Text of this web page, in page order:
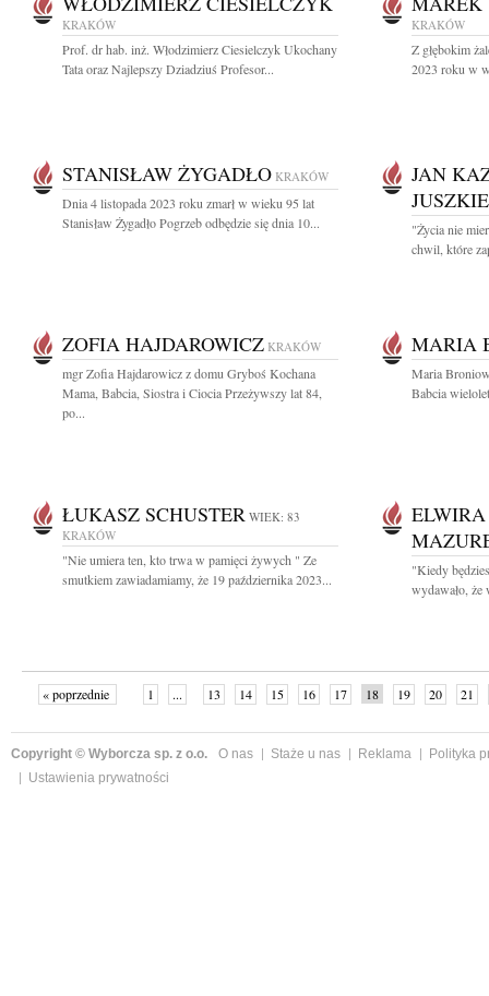
KRAKÓW
Prof. dr hab. inż. Włodzimierz Ciesielczyk Ukochany
Tata oraz Najlepszy Dziadziuś Profesor...
KRAKÓW
Z głębokim
2023 roku w
STANISŁAW ŻYGADŁO KRAKÓW
Dnia 4 listopada 2023 roku zmarł w wieku 95 lat
Stanisław Żygadło Pogrzeb odbędzie się dnia 10...
JAN
"Życia nie
chwil, które
ZOFIA HAJDAROWICZ KRAKÓW
mgr Zofia Hajdarowicz z domu Gryboś Kochana
Mama, Babcia, Siostra i Ciocia Przeżywszy lat 84,
po...
MARIA
Maria
Babcia
ŁUKASZ SCHUSTER WIEK: 83
KRAKÓW
"Nie umiera ten, kto trwa w pamięci żywych " Ze
smutkiem zawiadamiamy, że 19 października 2023...
"Kiedy
wydawało,
« poprzednie 1 ... 13 14 15 16 17 18 19 20
21
Copyright © Wyborcza sp. z o.o. O nas Staże u nas Reklama
Polityka
Ustawienia prywatności